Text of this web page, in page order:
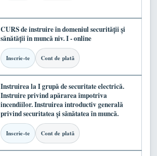
CURS de instruire în domeniul securității și
sănătății în muncă niv. I - online
Inscrie-te Cont de plată
Instruirea la I grupă de securitate electrică.
Instruire privind apărarea împotriva
incendiilor. Instruirea introductiv generală
privind securitatea și sănătatea în muncă.
Inscrie-te Cont de plată